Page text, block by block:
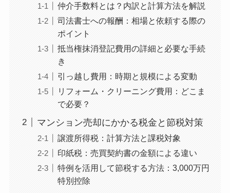
仲介手数料とは？内訳と計算方法を解説
司法書士への報酬：相場と依頼する際の
ポイント
抵当権抹消登記費用の詳細と必要な手続
き
引っ越し費用：時期と規模による変動
リフォーム・クリーニング費用：どこま
で必要？
マンション売却にかかる税金と節税対策
譲渡所得税：計算方法と課税対象
印紙税：売買契約書の金額による違い
特例を活用して節税する方法：3,000万円
特別控除